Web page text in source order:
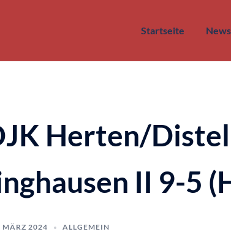
Startseite News
Herten/
II 9-5
MÄRZ 2024 ALLGEMEIN